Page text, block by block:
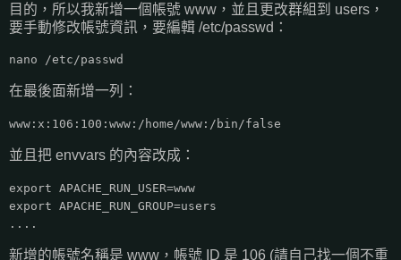
目的，所以我新增一個帳號 www，並且更改群組到 users，
要手動修改帳號資訊，要編輯 /etc/passwd：
nano /etc/passwd
在最後面新增一列：
www:x:106:100:www:/home/www:/bin/false
並且把 envvars 的內容改成：
export APACHE_RUN_USER=www
export APACHE_RUN_GROUP=users
....
新增的帳號名稱是 www，帳號 ID 是 106 (請自己找一個不重